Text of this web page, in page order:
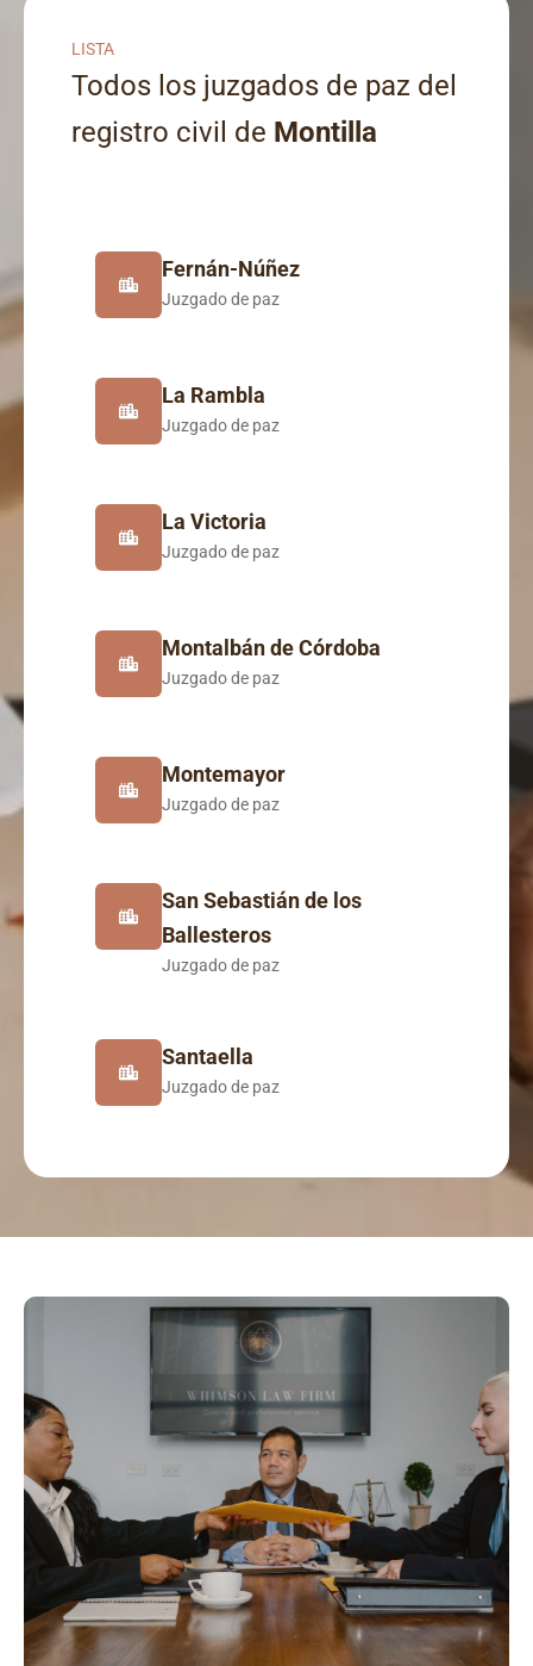
LISTA
Todos los juzgados de paz del
registro civil de Montilla
Fernán-Núñez
Juzgado de paz
La Rambla
Juzgado de paz
La Victoria
Juzgado de paz
Montalbán de Córdoba
Juzgado de paz
Montemayor
Juzgado de paz
San Sebastián de los
Ballesteros
Juzgado de paz
Santaella
Juzgado de paz